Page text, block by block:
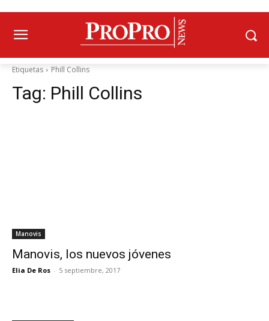
Etiquetas Phill Collins
Tag: Phill Collins
Manovis
Manovis, los nuevos jóvenes
Elia De Ros - 5 septiembre, 2017